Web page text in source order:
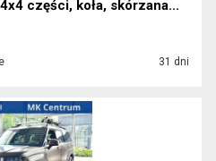
części, koła, skórzana...
31 dni